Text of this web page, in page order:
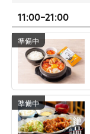
11:00-21:00